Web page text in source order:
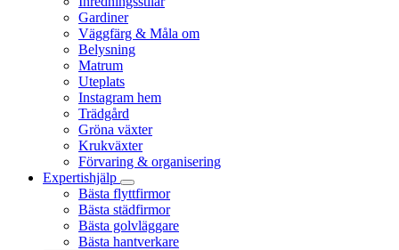
Gardiner
Väggfärg & Måla om
Belysning
Matrum
Uteplats
Instagram hem
Trädgård
Gröna växter
Krukväxter
Förvaring & organisering
Expertishjälp
Bästa flyttfirmor
Bästa städfirmor
Bästa golvläggare
Bästa hantverkare